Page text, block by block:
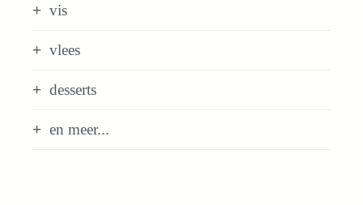
vis
vlees
desserts
en meer...